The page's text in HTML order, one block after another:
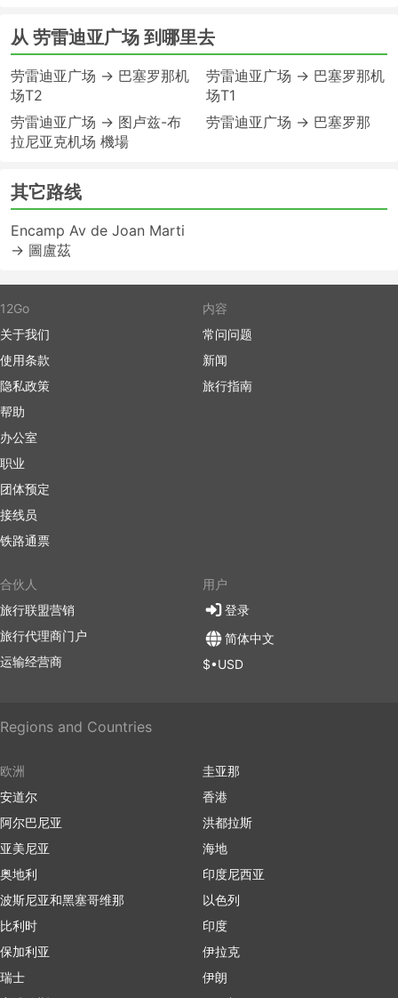
从 劳雷迪亚广场 到哪里去
劳雷迪亚广场 → 巴塞罗那机
场T2
劳雷迪亚广场 → 图卢兹-布
拉尼亚克机场 機場
劳雷迪亚广场 → 巴塞罗那机
场T1
劳雷迪亚广场 → 巴塞罗那
其它路线
Encamp Av de Joan Marti
→ 圖盧茲
12Go
关于我们
使用条款
隐私政策
帮助
办公室
职业
团体预定
接线员
铁路通票
内容
常问问题
新闻
旅行指南
合伙人
旅行联盟营销
旅行代理商门户
运输经营商
用户
登录
简体中文
$•USD
Regions and Countries
欧洲
安道尔
阿尔巴尼亚
亚美尼亚
奥地利
波斯尼亚和黑塞哥维那
比利时
保加利亚
瑞士
圭亚那
香港
洪都拉斯
海地
印度尼西亚
以色列
印度
伊拉克
伊朗